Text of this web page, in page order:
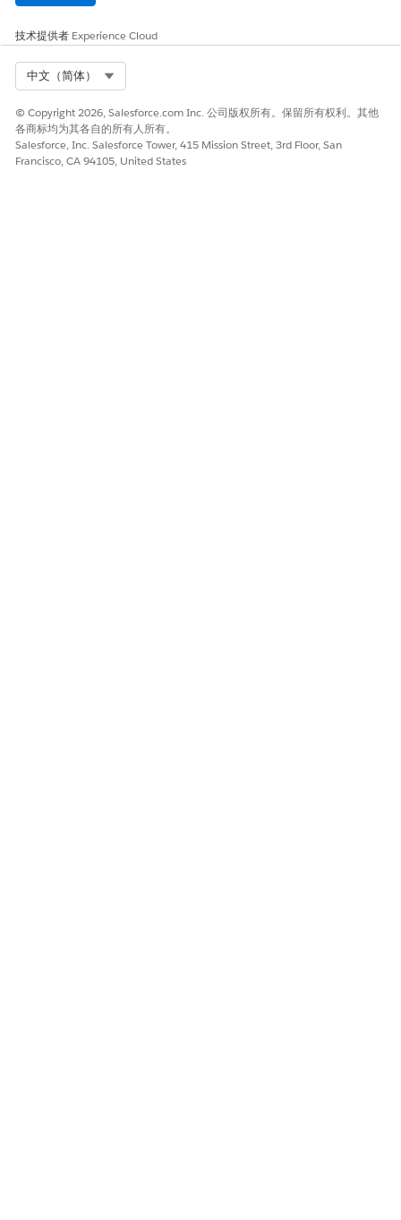
技术提供者 Experience Cloud
中文（简体）
© Copyright 2026, Salesforce.com Inc. 公司版权所有。保留所有权利。其他
各商标均为其各自的所有人所有。
Salesforce, Inc. Salesforce Tower, 415 Mission Street, 3rd Floor, San
Francisco, CA 94105, United States